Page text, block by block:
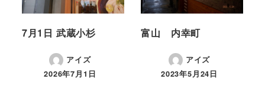
7月1日 武蔵小杉
アイズ
2026年7月1日
富山 内幸町
アイズ
2023年5月24日